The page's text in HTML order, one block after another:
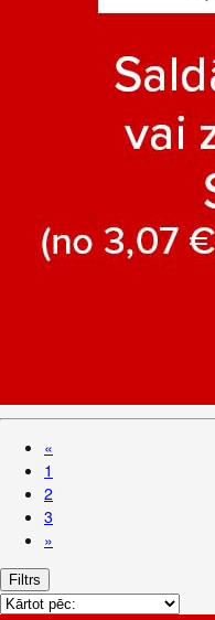
«
1
2
3
»
Filtrs